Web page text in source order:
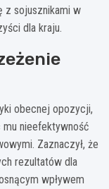
z sojusznikami w
dla kraju.
obecnej opozycji,
mu nieefektywność
Zaznaczył, że
rezultatów dla
wpływem